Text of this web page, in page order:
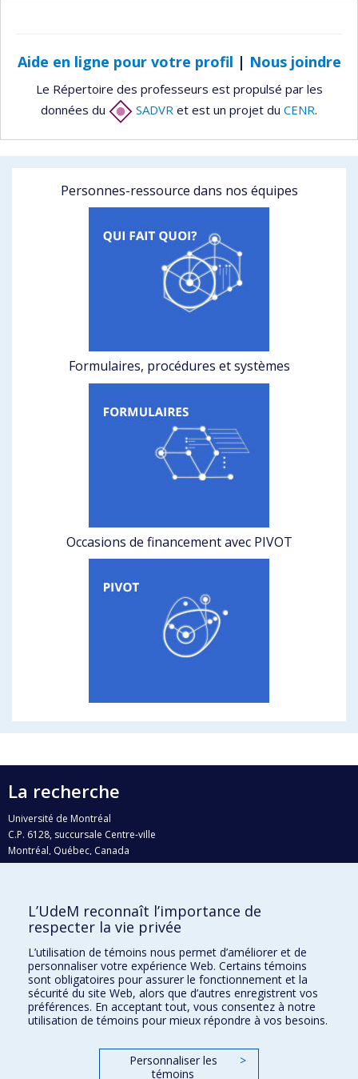
Aide en ligne pour votre profil | Nous joindre
Le Répertoire des professeurs est propulsé par les
données du
SADVR et est un projet du CENR.
Personnes-ressource dans nos équipes
Formulaires, procédures et systèmes
Occasions de financement avec PIVOT
La recherche
Université de Montréal
C.P. 6128, succursale Centre-ville
Montréal, Québec, Canada
H3C 3J7
Qui fait quoi?
Nous trouver
Plan du site
Accessibilité
L’UdeM reconnaît l’importance de
respecter la vie privée
L’utilisation de témoins nous permet d’améliorer et de
personnaliser votre expérience Web. Certains témoins
sont obligatoires pour assurer le fonctionnement et la
sécurité du site Web, alors que d’autres enregistrent vos
préférences. En acceptant tout, vous consentez à notre
utilisation de témoins pour mieux répondre à vos besoins.
Personnaliser les
témoins
>